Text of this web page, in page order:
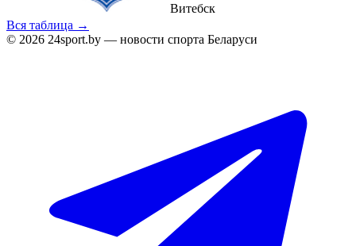
Витебск
Вся таблица →
© 2026 24sport.by — новости спорта Беларуси